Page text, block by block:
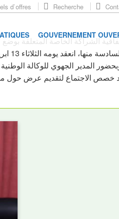
d`offres Recherche
GOUVERNEMENT
الشراكة الخاصة المتعلقة
المدير الجهوي للوكالة
خصص الاجتماع لتقديم عرض حول